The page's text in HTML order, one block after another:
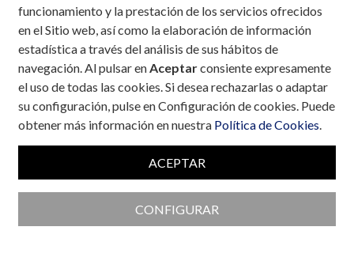
funcionamiento y la prestación de los servicios ofrecidos
en el Sitio web, así como la elaboración de información
estadística a través del análisis de sus hábitos de
navegación. Al pulsar enAceptarconsiente expresamente
el uso de todas las cookies. Si desea rechazarlas o adaptar
su configuración, pulse en Configuración de cookies. Puede
obtener más información en nuestra Política de Cookies.
ACEPTAR
CONFIGURAR
Colaboran con la Fundación